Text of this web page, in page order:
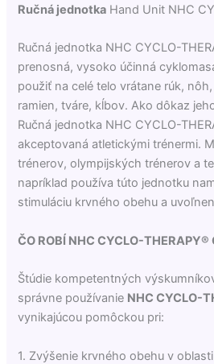
Ručná jednotka Hand Unit NHC
Ručná jednotka NHC CYCLO-
prenosná, vysoko účinná
použiť na celé telo vrátane rúk,
ramien, tváre, kĺbov. Ako dôkaz
Ručná jednotka NHC CYCLO-
akceptovaná atletickými trénermi.
trénerov, olympijských trénerov a
napríklad používa túto jednotku
stimuláciu krvného obehu a
ČO ROBÍ NHC CYCLO-
Štúdie kompetentných
správne používanie NHC CYCLO-
vynikajúcou pomôckou pri:
1. Zvýšenie krvného obehu v